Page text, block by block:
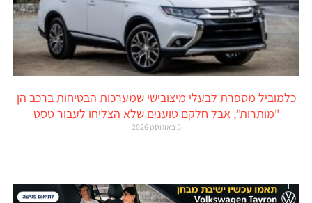
כלמוביל מספרת לבעלי מיצובישי שמערכות הבטיחות ברכב הן
"מותרות", אבל חלקם טוענים שלא הצליחו לעבור טסט
5 באוגוסט 2026